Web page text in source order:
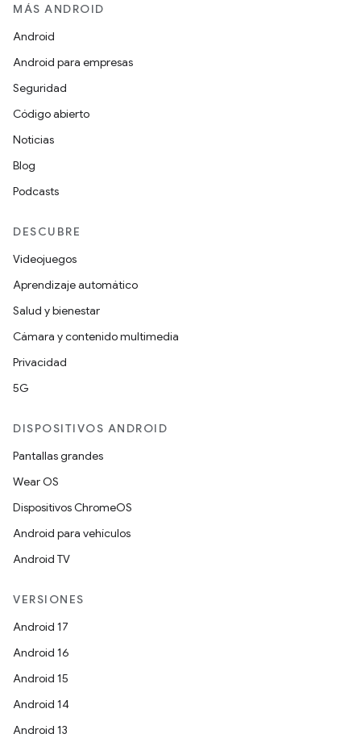
MÁS ANDROID
Android
Android para empresas
Seguridad
Código abierto
Noticias
Blog
Podcasts
DESCUBRE
Videojuegos
Aprendizaje automático
Salud y bienestar
Cámara y contenido multimedia
Privacidad
5G
DISPOSITIVOS ANDROID
Pantallas grandes
Wear OS
Dispositivos ChromeOS
Android para vehículos
Android TV
VERSIONES
Android 17
Android 16
Android 15
Android 14
Android 13